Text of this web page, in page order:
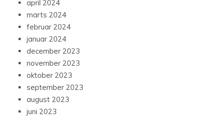
april 2024
marts 2024
februar 2024
januar 2024
december 2023
november 2023
oktober 2023
september 2023
august 2023
juni 2023